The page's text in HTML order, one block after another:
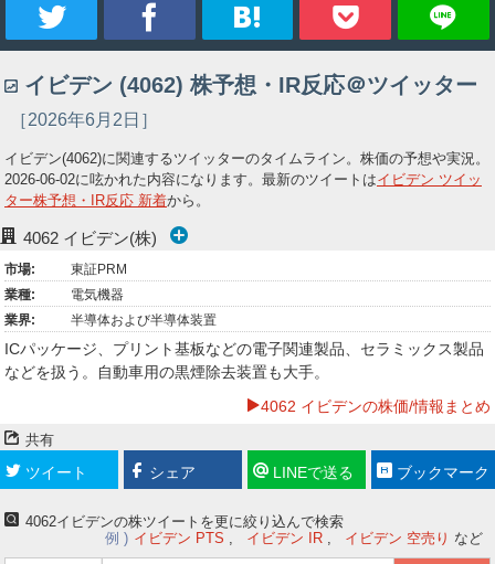
イ
ー
ト
ェ
ア
ッ
ク
マ
ク
イビデン (4062) 株予想・IR反応＠ツイッター
［2026年6月2日］
イビデン(4062)に関連するツイッターのタイムライン。株価の予想や実況。
2026-06-02に呟かれた内容になります。最新のツイートはイビデン ツイッ
ター株予想・IR反応 新着から。
4062 イビデン(株)
市場:
東証PRM
業種:
電気機器
業界:
半導体および半導体装置
ICパッケージ、プリント基板などの電子関連製品、セラミックス製品
などを扱う。自動車用の黒煙除去装置も大手。
4062 イビデンの株価/情報まとめ
共有
ツイート シェア LINEで送る ブックマーク
4062イビデンの株ツイートを更に絞り込んで検索
例
イビデン PTS イビデン IR イビデン 空売り など